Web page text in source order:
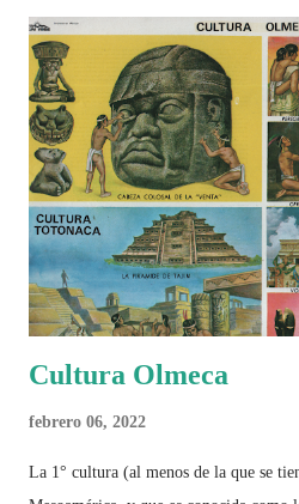
Cultura Olmeca
febrero 06, 2022
La 1° cultura (al menos de la que se